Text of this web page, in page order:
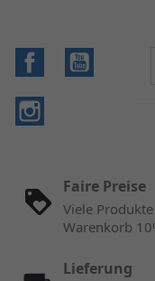
Facebook
Faire Preise
Viele
Warenkorb
Lieferung